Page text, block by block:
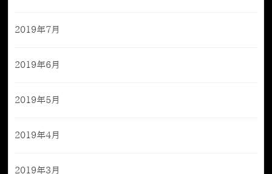
2019年7月
2019年6月
2019年5月
2019年4月
2019年3月